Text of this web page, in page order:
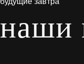
наши